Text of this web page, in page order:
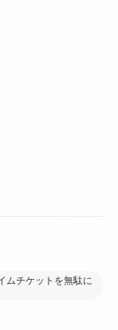
ムチケットを無駄に